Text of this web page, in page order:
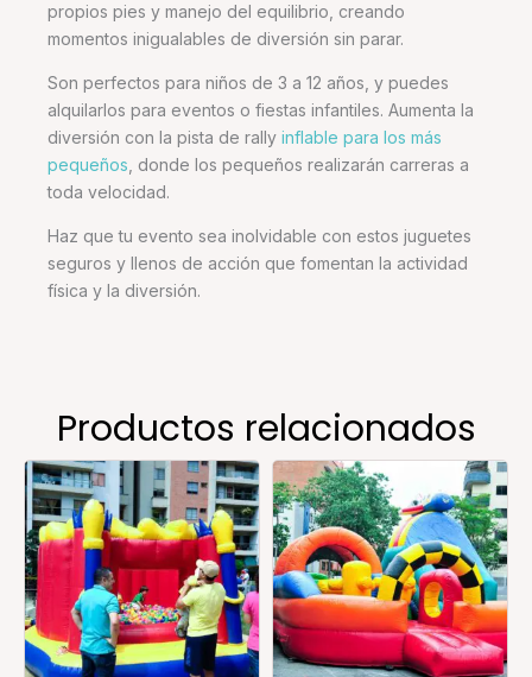
propios pies y manejo del equilibrio, creando
momentos inigualables de diversión sin parar.
Son perfectos para niños de 3 a 12 años, y puedes
alquilarlos para eventos o fiestas infantiles. Aumenta la
diversión con la pista de rally inflable para los más
pequeños , donde los pequeños realizarán carreras a
toda velocidad.
Haz que tu evento sea inolvidable con estos juguetes
seguros y llenos de acción que fomentan la actividad
física y la diversión.
Productos relacionados